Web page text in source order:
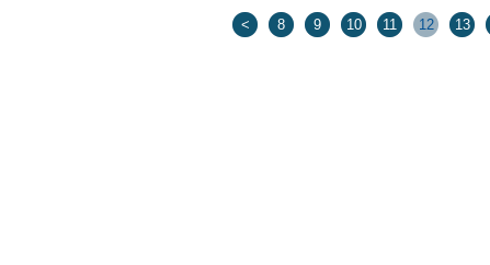
< 8 9 10 11 12 13